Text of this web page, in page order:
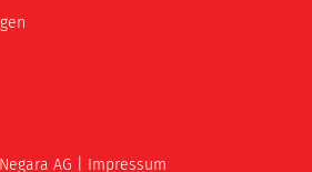
Negara AG Impressum